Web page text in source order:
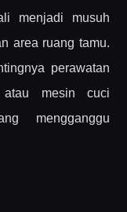
menjadi musuh
area ruang tamu.
perawatan
mesin cuci
mengganggu